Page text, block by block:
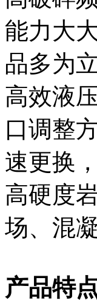
能力大
品多为
高效液
口调整
速更换
高硬度
场、混
产品特